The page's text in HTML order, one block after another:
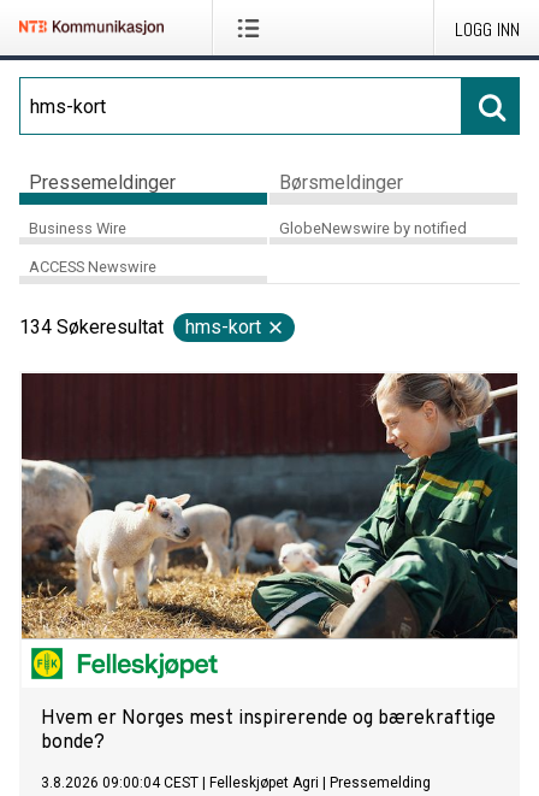
LOGG INN
Pressemeldinger Børsmeldinger
Business Wire GlobeNewswire by notified
ACCESS Newswire
134 Søkeresultat hms-kort
Hvem er Norges mest inspirerende og bærekraftige
bonde?
3.8.2026 09:00:04 CEST Felleskjøpet Agri Pressemelding